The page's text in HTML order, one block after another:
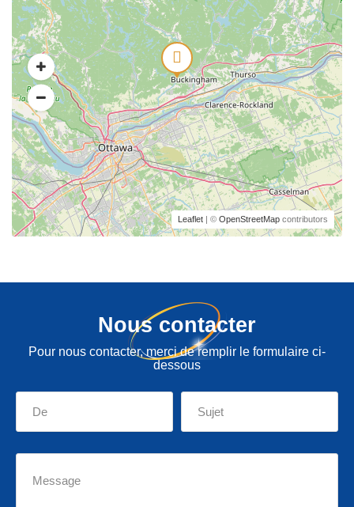
Leaflet | © OpenStreetMap contributors
Nous contacter
Pour nous contacter, merci de remplir le formulaire ci-
dessous